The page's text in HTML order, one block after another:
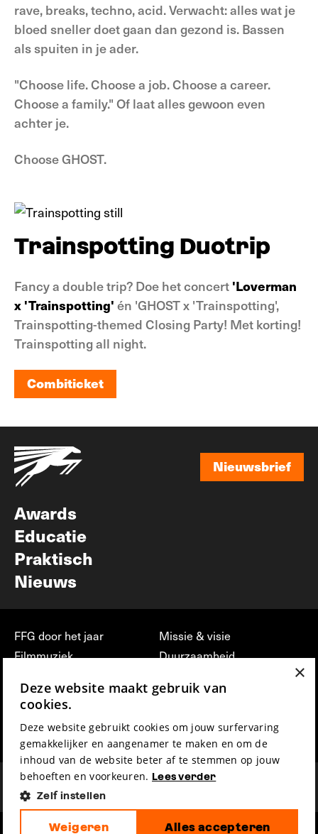
rave, breaks, techno, acid. Verwacht: alles wat je
bloed sneller doet gaan dan gezond is. Bassen
als spuiten in je ader.
"Choose life. Choose a job. Choose a career.
Choose a family." Of laat alles gewoon even
achter je.
Choose GHOST.
Trainspotting Duotrip
Fancy a double trip? Doe het concert 'Loverman
x 'Trainspotting' én 'GHOST x 'Trainspotting',
Trainspotting-themed Closing Party! Met korting!
Trainspotting all night.
Combiticket
Nieuwsbrief
Awards
Educatie
Praktisch
Nieuws
FFG door het jaar
Filmmuziek
Press & Industry
Film Fest Friends
Missie & visie
Duurzaamheid
vrijwilligerswerk bij FFG
Privacy & Disclaimer
×
Deze website maakt gebruik van
cookies.
Deze website gebruikt cookies om jouw surfervaring
gemakkelijker en aangenamer te maken en om de
inhoud van de website beter af te stemmen op jouw
behoeften en voorkeuren. Lees verder
Zelf instellen
Alles accepteren
Weigeren